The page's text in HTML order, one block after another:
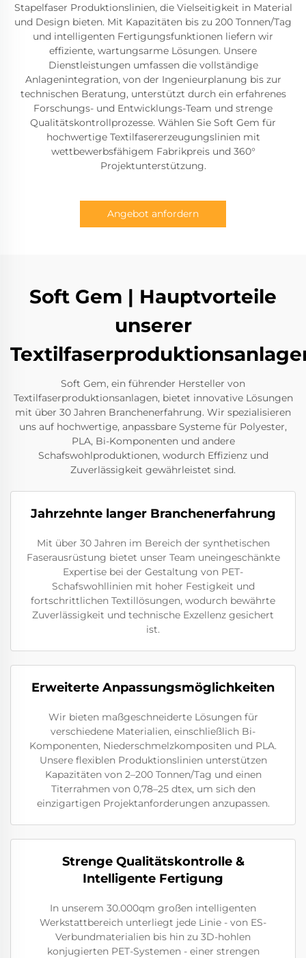
Stapelfaser Produktionslinien, die Vielseitigkeit in Material
und Design bieten. Mit Kapazitäten bis zu 200 Tonnen/Tag
und intelligenten Fertigungsfunktionen liefern wir
effiziente, wartungsarme Lösungen. Unsere
Dienstleistungen umfassen die vollständige
Anlagenintegration, von der Ingenieurplanung bis zur
technischen Beratung, unterstützt durch ein erfahrenes
Forschungs- und Entwicklungs-Team und strenge
Qualitätskontrollprozesse. Wählen Sie Soft Gem für
hochwertige Textilfasererzeugungslinien mit
wettbewerbsfähigem Fabrikpreis und 360°
Projektunterstützung.
Angebot anfordern
Soft Gem | Hauptvorteile
unserer
Soft Gem, ein führender Hersteller von
Textilfaserproduktionsanlagen, bietet innovative Lösungen
mit über 30 Jahren Branchenerfahrung. Wir spezialisieren
uns auf hochwertige, anpassbare Systeme für Polyester,
PLA, Bi-Komponenten und andere
Schafswohlproduktionen, wodurch Effizienz und
Zuverlässigkeit gewährleistet sind.
Jahrzehnte langer Branchenerfahrung
Mit über 30 Jahren im Bereich der synthetischen
Faserausrüstung bietet unser Team uneingeschänkte
Expertise bei der Gestaltung von PET-
Schafswohllinien mit hoher Festigkeit und
fortschrittlichen Textillösungen, wodurch bewährte
Zuverlässigkeit und technische Exzellenz gesichert
ist.
Erweiterte Anpassungsmöglichkeiten
Wir bieten maßgeschneiderte Lösungen für
verschiedene Materialien, einschließlich Bi-
Komponenten, Niederschmelzkompositen und PLA.
Unsere flexiblen Produktionslinien unterstützen
Kapazitäten von 2–200 Tonnen/Tag und einen
Titerrahmen von 0,78–25 dtex, um sich den
einzigartigen Projektanforderungen anzupassen.
Strenge Qualitätskontrolle &
Intelligente Fertigung
In unserem 30.000qm großen intelligenten
Werkstattbereich unterliegt jede Linie - von ES-
Verbundmaterialien bis hin zu 3D-hohlen
konjugierten PET-Systemen - einer strengen